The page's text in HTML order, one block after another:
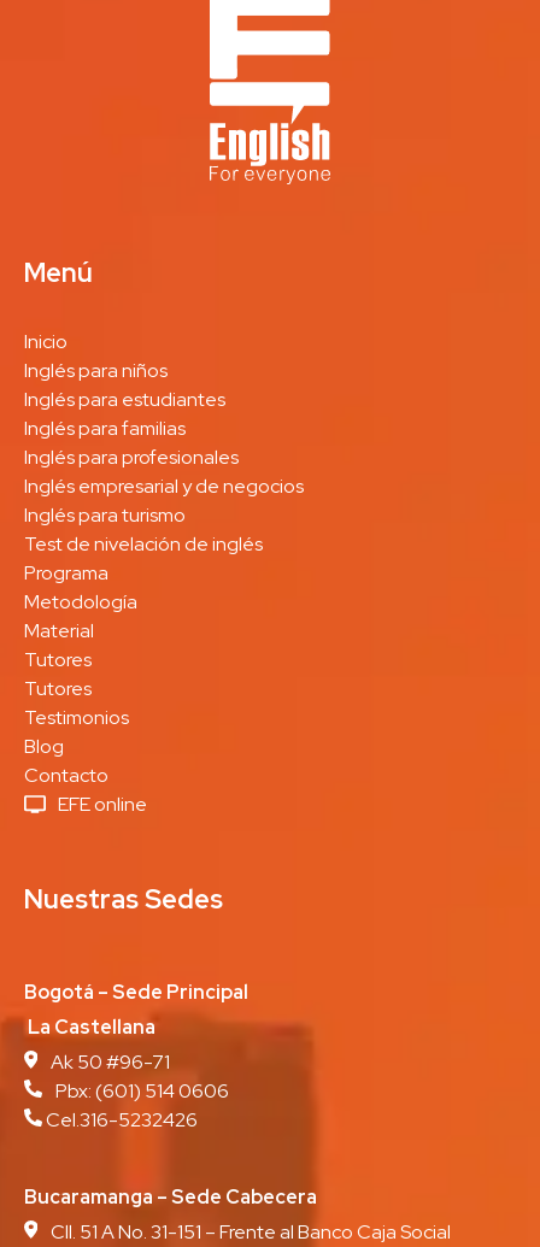
Menú
Inicio
Inglés para niños
Inglés para estudiantes
Inglés para familias
Inglés para profesionales
Inglés empresarial y de negocios
Inglés para turismo
Test de nivelación de inglés
Programa
Metodología
Material
Tutores
Tutores
Testimonios
Blog
Contacto
EFE online
Nuestras Sedes
Bogotá – Sede Principal
La Castellana
Ak 50 #96-71
Pbx:(601) 514 0606
Cel.316-5232426
Bucaramanga – Sede Cabecera
Cll. 51 A No. 31-151 – Frente al Banco Caja Social